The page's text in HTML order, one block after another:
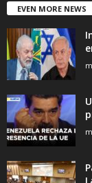
EVEN MORE NEWS